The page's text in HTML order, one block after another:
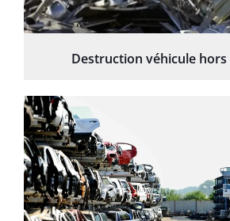
Destruction véhicule hors